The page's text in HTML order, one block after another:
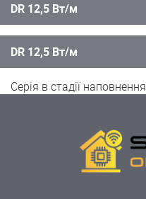
DR 12,5 Вт/м
DR 12,5 Вт/м
Серія в стадії наповнення